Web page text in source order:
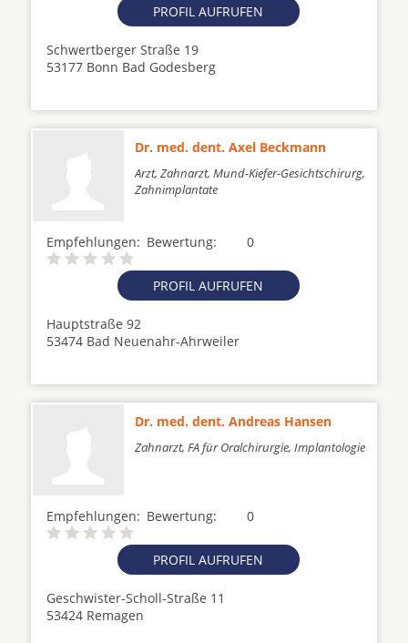
PROFIL AUFRUFEN
Schwertberger Straße 19
53177 Bonn Bad Godesberg
Dr. med. dent. Axel Beckmann
Arzt, Zahnarzt, Mund-Kiefer-Gesichtschirurg,
Zahnimplantate
Empfehlungen: 0
Bewertung:
PROFIL AUFRUFEN
Hauptstraße 92
53474 Bad Neuenahr-Ahrweiler
Dr. med. dent. Andreas Hansen
Zahnarzt, FA für Oralchirurgie, Implantologie
Empfehlungen: 0
Bewertung:
PROFIL AUFRUFEN
Geschwister-Scholl-Straße 11
53424 Remagen